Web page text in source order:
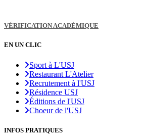
VÉRIFICATION ACADÉMIQUE
EN UN CLIC
Sport à L'USJ
Restaurant L'Atelier
Recrutement à l'USJ
Résidence USJ
Éditions de l'USJ
Choeur de l'USJ
INFOS PRATIQUES